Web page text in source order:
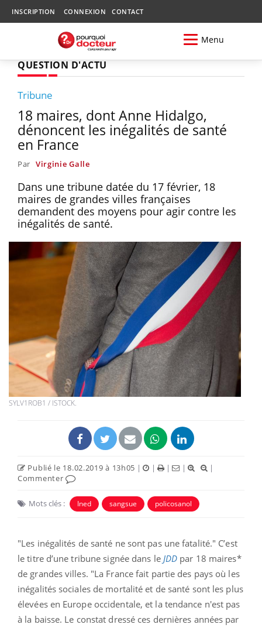
INSCRIPTION CONNEXION CONTACT
Menu
QUESTION D'ACTU
Tribune
18 maires, dont Anne Hidalgo,
dénoncent les inégalités de santé
en France
Par Virginie Galle
Dans une tribune datée du 17 février, 18
maires de grandes villes françaises
demandent des moyens pour agir contre les
inégalités de santé.
SYLV1ROB1 / ISTOCK.
Publié le 18.02.2019 à 13h05 | | | |
|
Commenter
Mots clés : Ined sangsue policosanol
"Les inégalités de santé ne sont pas une fatalité." C’est
le titre d’une tribune signée dans le JDD par 18 maires*
de grandes villes. "La France fait partie des pays où les
inégalités sociales de mortalité et de santé sont les plus
élevées en Europe occidentale, et la tendance n'est pas
à la baisse. Le constat dressé ces dernières années par